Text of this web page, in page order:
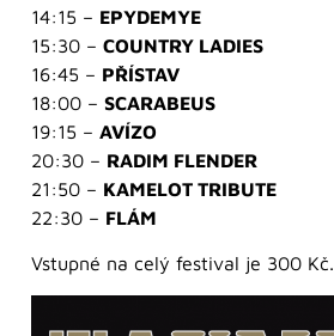
14:15 – EPYDEMYE
15:30 – COUNTRY LADIES
16:45 – PŘÍSTAV
18:00 – SCARABEUS
19:15 – AVÍZO
20:30 – RADIM FLENDER
21:50 – KAMELOT TRIBUTE
22:30 – FLÁM
Vstupné na celý festival je 300 Kč.